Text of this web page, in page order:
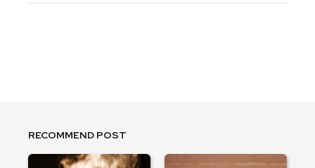
RECOMMEND POST